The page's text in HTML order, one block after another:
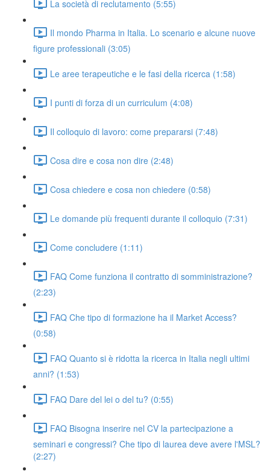
La società di reclutamento (5:55)
Il mondo Pharma in Italia. Lo scenario e alcune nuove
figure professionali (3:05)
Le aree terapeutiche e le fasi della ricerca (1:58)
I punti di forza di un curriculum (4:08)
Il colloquio di lavoro: come prepararsi (7:48)
Cosa dire e cosa non dire (2:48)
Cosa chiedere e cosa non chiedere (0:58)
Le domande più frequenti durante il colloquio (7:31)
Come concludere (1:11)
FAQ Come funziona il contratto di somministrazione?
(2:23)
FAQ Che tipo di formazione ha il Market Access?
(0:58)
FAQ Quanto si è ridotta la ricerca in Italia negli ultimi
anni? (1:53)
FAQ Dare del lei o del tu? (0:55)
FAQ Bisogna inserire nel CV la partecipazione a
seminari e congressi? Che tipo di laurea deve avere l'MSL?
(2:27)